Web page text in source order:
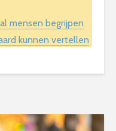
mensen begrijpen
kunnen vertellen